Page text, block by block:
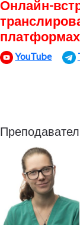
Онлайн-
YouTube